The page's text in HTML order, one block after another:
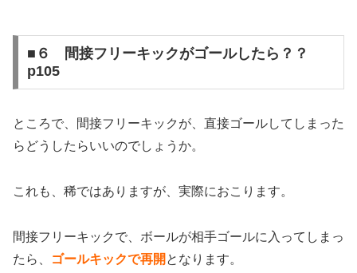
■６ 間接フリーキックがゴールしたら？？
p105
ところで、間接フリーキックが、直接ゴールしてしまった
らどうしたらいいのでしょうか。
これも、稀ではありますが、実際におこります。
間接フリーキックで、ボールが相手ゴールに入ってしまっ
たら、
ゴールキックで再開 となります。